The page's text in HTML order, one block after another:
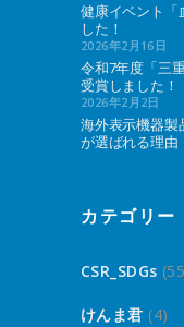
健康イベント「
した！
2026年2月16日
令和7年度「三
受賞しました！
2026年2月2日
海外表示機器製
が選ばれる理由
カテゴリー
CSR_SDGs
けんま君 (4)